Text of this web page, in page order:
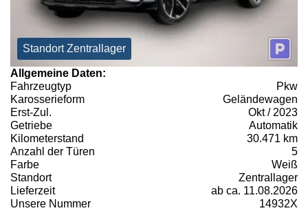
Standort Zentrallager
Allgemeine Daten:
Fahrzeugtyp
Pkw
Karosserieform
Geländewagen
Erst-Zul.
Okt / 2023
Getriebe
Automatik
Kilometerstand
30.471 km
Anzahl der Türen
5
Farbe
Weiß
Standort
Zentrallager
Lieferzeit
ab ca. 11.08.2026
Unsere Nummer
14932X